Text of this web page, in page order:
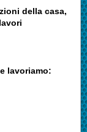
della casa,
lavoriamo: